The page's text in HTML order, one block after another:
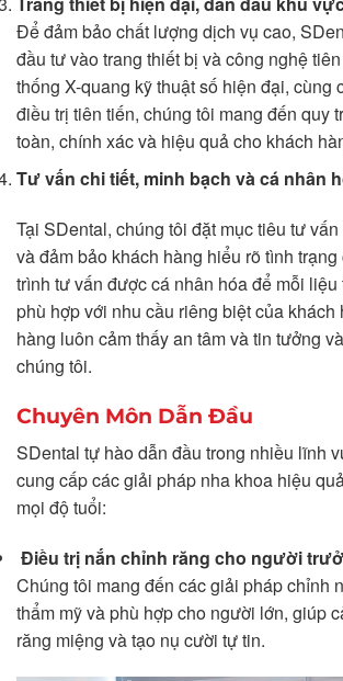
Để đảm bảo chất lượng dịch vụ cao,
đầu tư vào trang thiết bị và công nghệ
thống X-quang kỹ thuật số hiện đại, cùng
điều trị tiên tiến, chúng tôi mang đến quy
toàn, chính xác và hiệu quả cho khách
Tư vấn chi tiết, minh bạch và cá nhân
Tại SDental, chúng tôi đặt mục tiêu tư
và đảm bảo khách hàng hiểu rõ tình
trình tư vấn được cá nhân hóa để mỗi liệu
phù hợp với nhu cầu riêng biệt của khách
hàng luôn cảm thấy an tâm và tin tưởng
chúng tôi.
Chuyên Môn Dẫn Đầu
SDental tự hào dẫn đầu trong nhiều lĩnh
cung cấp các giải pháp nha khoa hiệu
mọi độ tuổi:
Điều trị nắn chỉnh răng cho người
Chúng tôi mang đến các giải pháp chỉnh
thẩm mỹ và phù hợp cho người lớn, giúp
răng miệng và tạo nụ cười tự tin.